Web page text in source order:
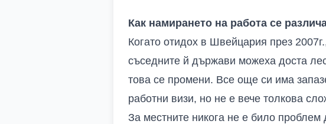
Как намирането на работа се
Когато отидох в Швейцария през
съседните й държави можеха доста
това се промени. Все още си има
работни визи, но не е вече толкова
За местните никога не е било проблем